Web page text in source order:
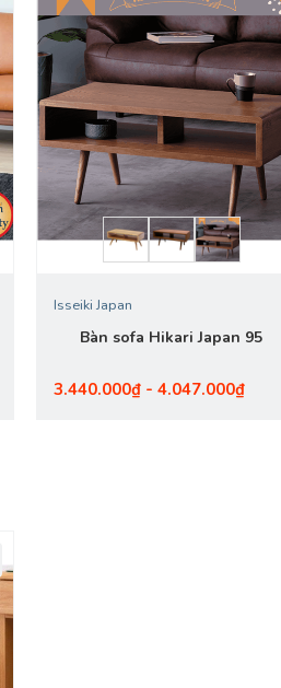
Isseiki Japan
Bàn sofa Hikari Japan 95
3.440.000₫ - 4.047.000₫